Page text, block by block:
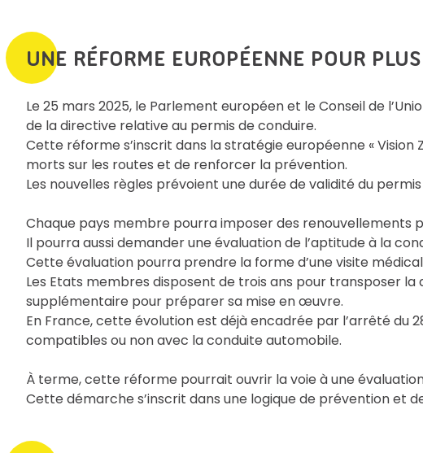
UNE RÉFORME EUROPÉENNE POUR
Le 25 mars 2025, le Parlement européen et le Conseil de
de la directive relative au permis de conduire.
Cette réforme s’inscrit dans la stratégie européenne « Vision
morts sur les routes et de renforcer la prévention.
Les nouvelles règles prévoient une durée de validité du permis
Chaque pays membre pourra imposer des renouvellements
Il pourra aussi demander une évaluation de l’aptitude à la
Cette évaluation pourra prendre la forme d’une visite
Les Etats membres disposent de trois ans pour transposer la
supplémentaire pour préparer sa mise en œuvre.
En France, cette évolution est déjà encadrée par l’arrêté du
compatibles ou non avec la conduite automobile.
À terme, cette réforme pourrait ouvrir la voie à une
Cette démarche s’inscrit dans une logique de prévention et